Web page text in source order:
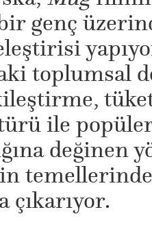
genç
toplumsal
ile
değinen
çıkarıyor.